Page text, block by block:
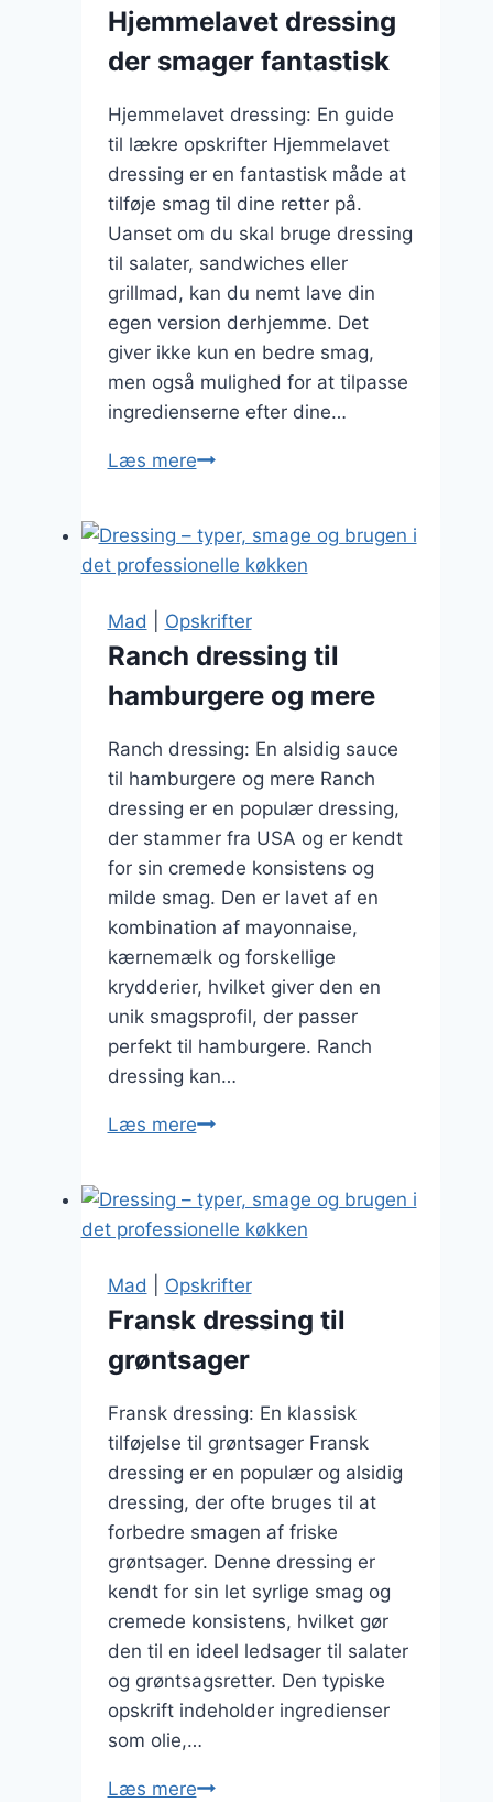
Hjemmelavet dressing
der smager fantastisk
Hjemmelavet dressing: En guide
til lækre opskrifter Hjemmelavet
dressing er en fantastisk måde at
tilføje smag til dine retter på.
Uanset om du skal bruge dressing
til salater, sandwiches eller
grillmad, kan du nemt lave din
egen version derhjemme. Det
giver ikke kun en bedre smag,
men også mulighed for at tilpasse
ingredienserne efter dine…
Læs mereHjemmelavet
smager
fantastisk
Mad
Opskrifter
Ranch dressing til
hamburgere og mere
Ranch dressing: En alsidig sauce
til hamburgere og mere Ranch
dressing er en populær dressing,
der stammer fra USA og er kendt
for sin cremede konsistens og
milde smag. Den er lavet af en
kombination af mayonnaise,
kærnemælk og forskellige
krydderier, hvilket giver den en
unik smagsprofil, der passer
perfekt til hamburgere. Ranch
dressing kan…
Læs mereRanch
hamburgere
og
Mad Opskrifter
Fransk dressing til
grøntsager
Fransk dressing: En klassisk
tilføjelse til grøntsager Fransk
dressing er en populær og alsidig
dressing, der ofte bruges til at
forbedre smagen af friske
grøntsager. Denne dressing er
kendt for sin let syrlige smag og
cremede konsistens, hvilket gør
den til en ideel ledsager til salater
og grøntsagsretter. Den typiske
opskrift indeholder ingredienser
som olie,…
Læs mereFransk